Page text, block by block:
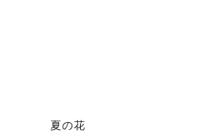
夏の花